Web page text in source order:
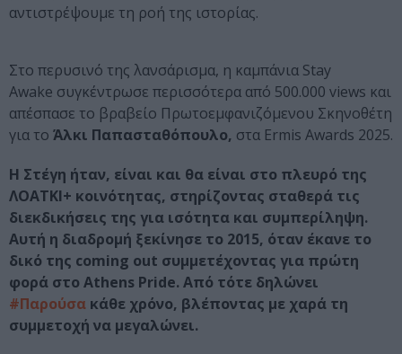
αντιστρέψουμε τη ροή της ιστορίας.
Στο περυσινό της λανσάρισμα, η καμπάνια Stay
Awake συγκέντρωσε περισσότερα από 500.000 views και
απέσπασε το βραβείο Πρωτοεμφανιζόμενου Σκηνοθέτη
για το Άλκι Παπασταθόπουλο, στα Ermis Awards 2025.
Η Στέγη ήταν, είναι και θα είναι στο πλευρό της
ΛΟΑΤΚΙ+ κοινότητας, στηρίζοντας σταθερά τις
διεκδικήσεις της για ισότητα και συμπερίληψη.
Αυτή η διαδρομή ξεκίνησε το 2015, όταν έκανε το
δικό της coming out συμμετέχοντας για πρώτη
φορά στο Athens Pride. Από τότε δηλώνει
#Παρούσα κάθε χρόνο, βλέποντας με χαρά τη
συμμετοχή να μεγαλώνει.